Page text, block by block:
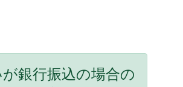
銀行振込の場合の